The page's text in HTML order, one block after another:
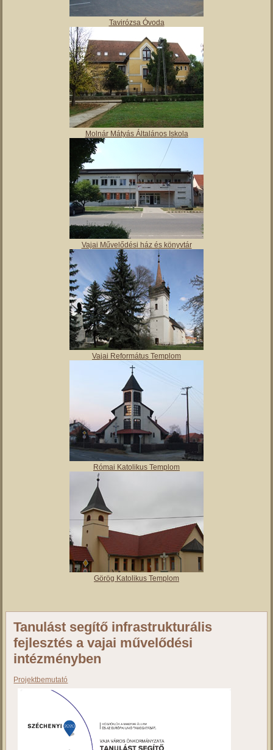
Tulipán Bölcsőde
Tavirózsa Óvoda
Molnár Mátyás Általános Iskola
Vajai Művelődési ház és könyvtár
Vajai Református Templom
Görög Katolikus Templom